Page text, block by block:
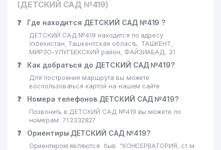
21
ЛАШКАРБЕГИ МАХАЛЛИНСКИЙ
ЙУЛ-ЛОЙИХА БЮРОСИ ООО
ГОСУДАРСТВЕННЫЙ КОМИТЕТ
РЕСПУБЛИКИ УЗБЕКИСТАН ПО
АВТОМОБИЛЬНЫМ ДОРОГАМ
24 NORI ООО 771 м
MULTIVAC PACKAGING ИП ООО
26
УЗБЕКИСТАНА
(ДЕТСКИЙ САД №419)
❓ Где находится ДЕТСКИЙ САД №419 ?
ДЕТСКИЙ САД №419 находится по адресу:
Узбекистан, Ташкентская область, ТАШКЕНТ,
МИРЗО-УЛУГБЕКСКИЙ район, ФАЙЗИАБАД, 31
❓ Как добраться до ДЕТСКИЙ САД №419?
Для построения маршрута вы можете
воспользоваться картой на нашем сайте
❓ Номера телефонов ДЕТСКИЙ САД №419?
Позвонить в ДЕТСКИЙ САД №419 вы можете по
номерам: 71 2332827
❓ Ориентиры ДЕТСКИЙ САД №419?
Ориентиром являются: быв. "КОНСЕРВАТОРИЯ, ст.м.